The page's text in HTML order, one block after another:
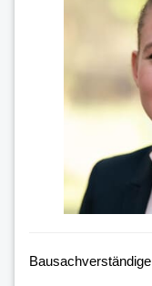
Bausachverständige